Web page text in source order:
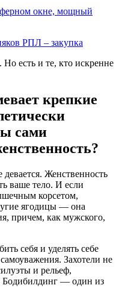
окне, мощный
РПЛ – закупка
Но есть и те, кто искренне
крепкие
сами
Женственность
ваше тело. И если
корсетом,
ягодицы — она
причем, как мужского,
себя и уделять себе
Захотели не
и рельеф,
— один из